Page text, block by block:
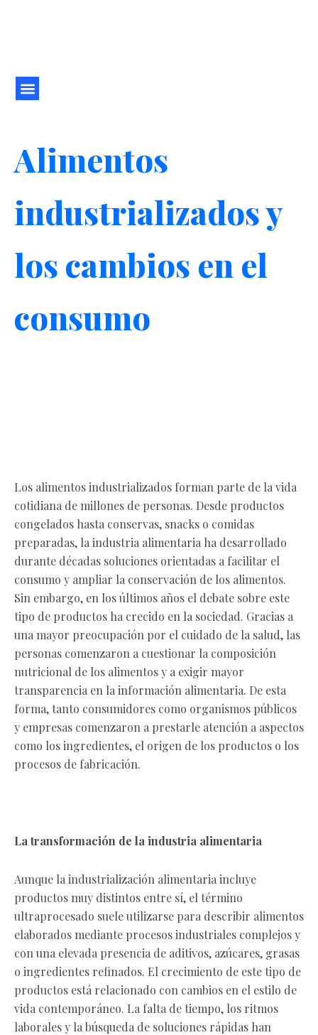
Alimentos
industrializados y
los cambios en el
consumo
Los alimentos industrializados forman parte de la vida
cotidiana de millones de personas. Desde productos
congelados hasta conservas, snacks o comidas
preparadas, la industria alimentaria ha desarrollado
durante décadas soluciones orientadas a facilitar el
consumo y ampliar la conservación de los alimentos.
Sin embargo, en los últimos años el debate sobre este
tipo de productos ha crecido en la sociedad. Gracias a
una mayor preocupación por el cuidado de la salud, las
personas comenzaron a cuestionar la composición
nutricional de los alimentos y a exigir mayor
transparencia en la información alimentaria. De esta
forma, tanto consumidores como organismos públicos
y empresas comenzaron a prestarle atención a aspectos
como los ingredientes, el origen de los productos o los
procesos de fabricación.
La transformación de la industria alimentaria
Aunque la industrialización alimentaria incluye
productos muy distintos entre sí, el término
ultraprocesado suele utilizarse para describir alimentos
elaborados mediante procesos industriales complejos y
con una elevada presencia de aditivos, azúcares, grasas
o ingredientes refinados. El crecimiento de este tipo de
productos está relacionado con cambios en el estilo de
vida contemporáneo. La falta de tiempo, los ritmos
laborales y la búsqueda de soluciones rápidas han